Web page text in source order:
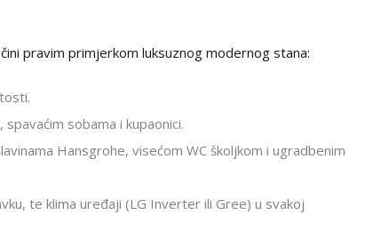
pravim primjerkom luksuznog modernog stana:
sobama i kupaonici.
Hansgrohe, visećom WC školjkom i ugradbenim
te klima uređaji (LG Inverter ili Gree) u svakoj